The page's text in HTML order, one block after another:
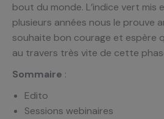
bout du monde. L’indice vert mis
plusieurs années nous le prouve
souhaite bon courage et espère
au travers très vite de cette
Sommaire :
Edito
Sessions webinaires